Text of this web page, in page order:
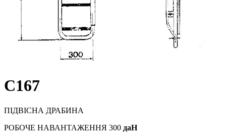
C167
ПІДВІСНА ДРАБИНА
РОБОЧЕ НАВАНТАЖЕННЯ 300 даН